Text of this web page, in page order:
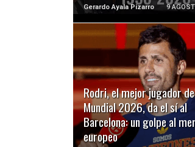
Gerardo Ayala Pizarro 9
Rodri, el mejor jugador
Mundial 2026, da el sí al
Barcelona: un golpe al
europeo
LEER MÁS